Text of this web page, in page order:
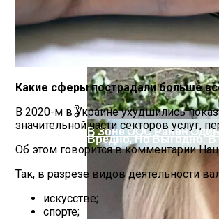
На Какую Зарплату
Вредно, Но Выгодно: В
В Зоне ООС Ранен
Какие сферы пострадали больше
В 2020-м в Украине ухудшились
значительной части секторов услуг,
Об этом говорится в комментарии
Так, в разрезе видов деятельности
искусстве;
спорте;